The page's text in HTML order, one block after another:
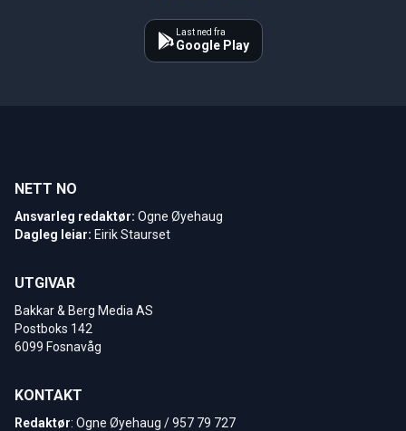
Last ned fra
Google Play
NETT NO
Ansvarleg redaktør: Ogne Øyehaug
Dagleg leiar: Eirik Staurset
UTGIVAR
Bakkar & Berg Media AS
Postboks 142
6099 Fosnavåg
KONTAKT
Redaktør: Ogne Øyehaug / 957 79 727